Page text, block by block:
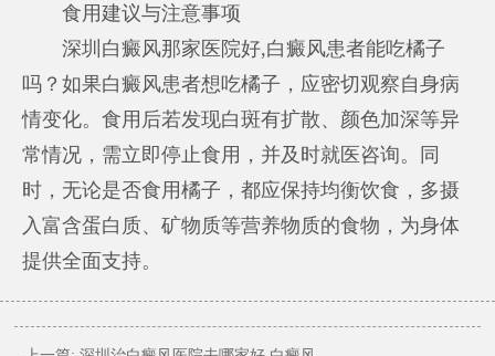
食用建议与注意事项
深圳白癜风那家医院好,白癜风患者能吃橘子
吗？如果白癜风患者想吃橘子，应密切观察自身病
情变化。食用后若发现白斑有扩散、颜色加深等异
常情况，需立即停止食用，并及时就医咨询。同
时，无论是否食用橘子，都应保持均衡饮食，多摄
入富含蛋白质、矿物质等营养物质的食物，为身体
提供全面支持。